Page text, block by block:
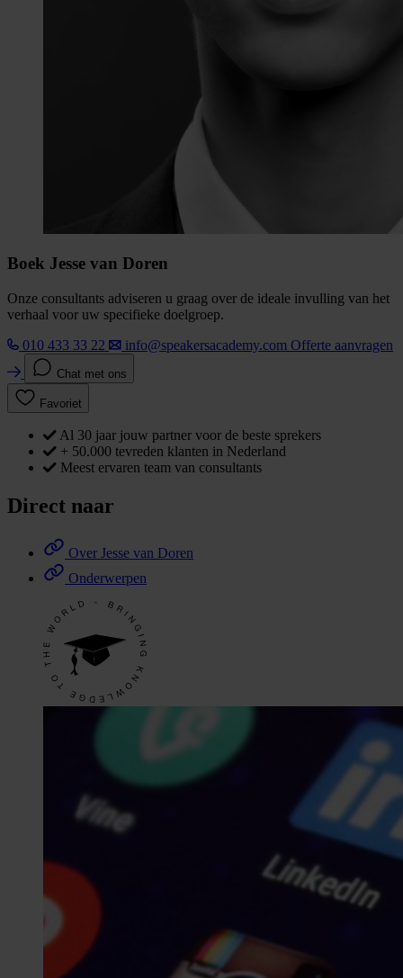
Boek Jesse van Doren
Onze consultants adviseren u graag over de ideale invulling van het
verhaal voor uw specifieke doelgroep.
010 433 33 22
info@speakersacademy.com Offerte aanvragen
Chat met ons
Favoriet
Al 30 jaar jouw partner voor de beste sprekers
+ 50.000 tevreden klanten in Nederland
Meest ervaren team van consultants
Direct naar
Over Jesse van Doren
Onderwerpen